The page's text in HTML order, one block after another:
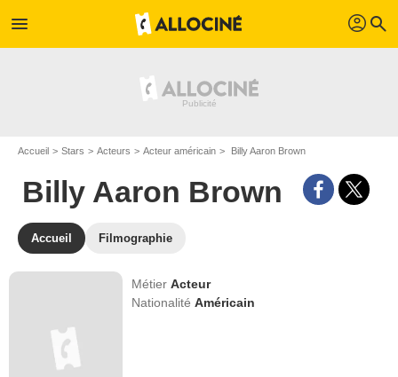
menu profil search
Accueil Stars Acteurs Acteur américain Billy Aaron Brown
Billy Aaron Brown
Accueil Filmographie
MétierActeur
NationalitéAméricain